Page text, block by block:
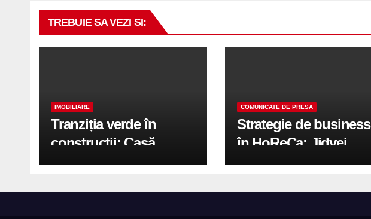
TREBUIE SA VEZI SI:
IMOBILIARE
Tranziția verde în
construcții: Casă
modernă cu structură
COMUNICATE DE PRESA
Strategie de business
în HoReCa: Jidvei
transformă terasele în